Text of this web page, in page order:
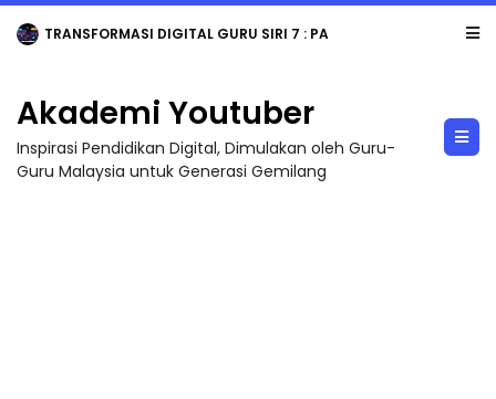
TRANSFORMASI DIGITAL GURU SIRI 7 : PAHLAWAN DIGITAL PENYELAMAT DUNIA
Akademi Youtuber
Inspirasi Pendidikan Digital, Dimulakan oleh Guru-
Guru Malaysia untuk Generasi Gemilang